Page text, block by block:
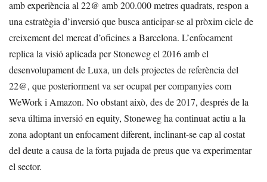
amb experiència al 22@ amb 200.000 metres quadrats, respon a
una estratègia d’inversió que busca anticipar-se al pròxim cicle de
creixement del mercat d’oficines a Barcelona. L’enfocament
replica la visió aplicada per Stoneweg el 2016 amb el
desenvolupament de Luxa, un dels projectes de referència del
22@, que posteriorment va ser ocupat per companyies com
WeWork i Amazon. No obstant això, des de 2017, després de la
seva última inversió en equity, Stoneweg ha continuat actiu a la
zona adoptant un enfocament diferent, inclinant-se cap al costat
del deute a causa de la forta pujada de preus que va experimentar
el sector.